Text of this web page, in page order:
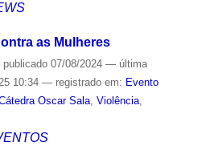
as Mulheres
publicado07/08/2024 — última
10:34 — registrado em: Evento
Oscar Sala, Violência,